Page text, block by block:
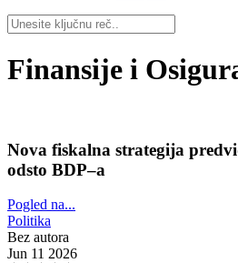
Finansije i
Nova fiskalna strategija
odsto BDP‒a
Pogled na...
Politika
Bez autora
Jun 11 2026